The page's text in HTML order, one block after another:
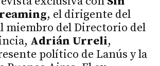
, el dirigente del
miembro del Directorio del
Adrián Urreli,
político de Lanús y la